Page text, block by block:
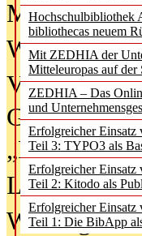
Hochschulbibliothek
bibliothecas neuem
Mit ZEDHIA der
Mitteleuropas auf der
ZEDHIA – Das
und
Erfolgreicher Einsatz
Teil 3: TYPO3 als
Erfolgreicher Einsatz
Teil 2: Kitodo als
Erfolgreicher Einsatz
Teil 1: Die BibApp
Metadaten
Wenn Bots
Von
„Library of
Lesen als
Wie